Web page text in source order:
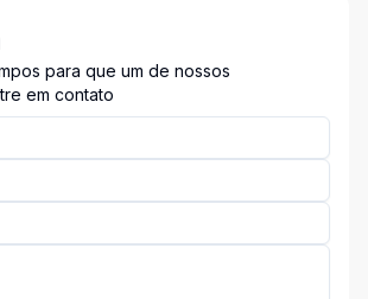
para que um de nossos
em contato